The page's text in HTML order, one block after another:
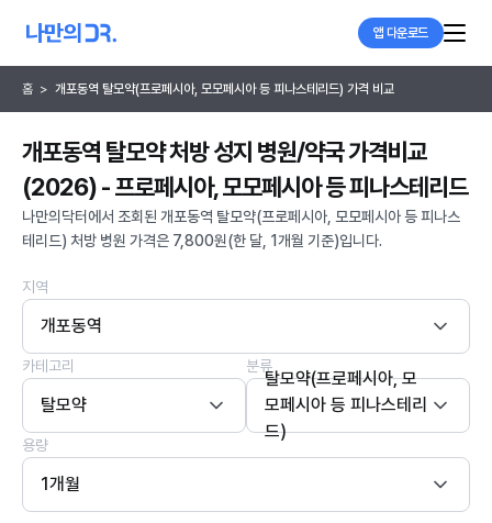
앱 다운로드
홈 > 개포동역 탈모약(프로페시아, 모모페시아 등 피나스테리드) 가격 비교
개포동역 탈모약 처방 성지 병원/약국 가격비교
(2026) - 프로페시아, 모모페시아 등 피나스테리드
나만의닥터에서 조회된 개포동역 탈모약(프로페시아, 모모페시아 등 피나스
테리드) 처방 병원 가격은 7,800원(한 달, 1개월 기준)입니다.
지역
개포동역
카테고리
탈모약
분류
탈모약(프로페시아, 모
모페시아 등 피나스테리
드)
용량
1개월